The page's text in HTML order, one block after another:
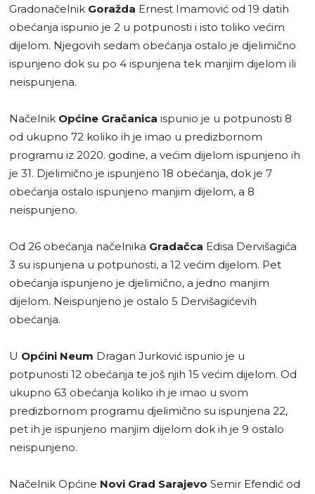
Gradonačelnik Goražda Ernest Imamović od 19 datih
obećanja ispunio je 2 u potpunosti i isto toliko većim
dijelom. Njegovih sedam obećanja ostalo je djelimično
ispunjeno dok su po 4 ispunjena tek manjim dijelom ili
neispunjena.
Načelnik Općine Gračanica ispunio je u potpunosti 8
od ukupno 72 koliko ih je imao u predizbornom
programu iz 2020. godine, a većim dijelom ispunjeno ih
je 31. Djelimično je ispunjeno 18 obećanja, dok je 7
obećanja ostalo ispunjeno manjim dijelom, a 8
neispunjeno.
Od 26 obećanja načelnika Gradačca Edisa Dervišagića
3 su ispunjena u potpunosti, a 12 većim dijelom. Pet
obećanja ispunjeno je djelimično, a jedno manjim
dijelom. Neispunjeno je ostalo 5 Dervišagićevih
obećanja.
U Općini Neum Dragan Jurković ispunio je u
potpunosti 12 obećanja te još njih 15 većim dijelom. Od
ukupno 63 obećanja koliko ih je imao u svom
predizbornom programu djelimično su ispunjena 22,
pet ih je ispunjeno manjim dijelom dok ih je 9 ostalo
neispunjeno.
Načelnik Općine Novi Grad Sarajevo Semir Efendić od